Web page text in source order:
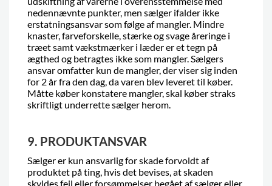
nedennævnte punkter, men sælger ifalder ikke
erstatningsansvar som følge af mangler. Mindre
knaster, farveforskelle, stærke og svage åreringe i
træet samt vækstmærker i læder er et tegn på
ægthed og betragtes ikke som mangler. Sælgers
ansvar omfatter kun de mangler, der viser sig inden
for 2 år fra den dag, da varen blev leveret til køber.
Måtte køber konstatere mangler, skal køber straks
skriftligt underrette sælger herom.
9. PRODUKTANSVAR
Sælger er kun ansvarlig for skade forvoldt af
produktet på ting, hvis det bevises, at skaden
skyldes fejl eller forsømmelser begået af sælger eller